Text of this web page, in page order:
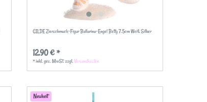
GILDE Zierschmuck-Figur Ballarina-Engel Betty 7.5cm Weiß Silber
12,90 € *
*inkl. ges. MwSt.zzgl.Versandkosten
Neuheit